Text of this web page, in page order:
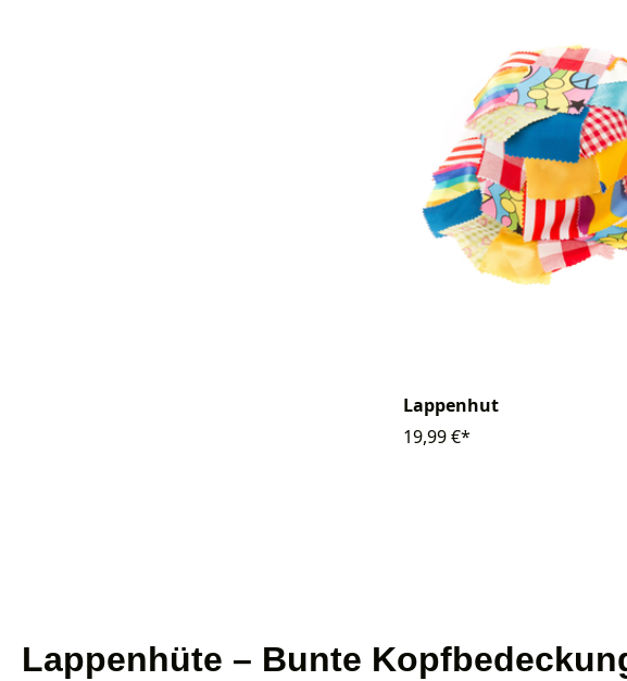
Lappenhut
19,99 €*
Lappenhüte – Bunte